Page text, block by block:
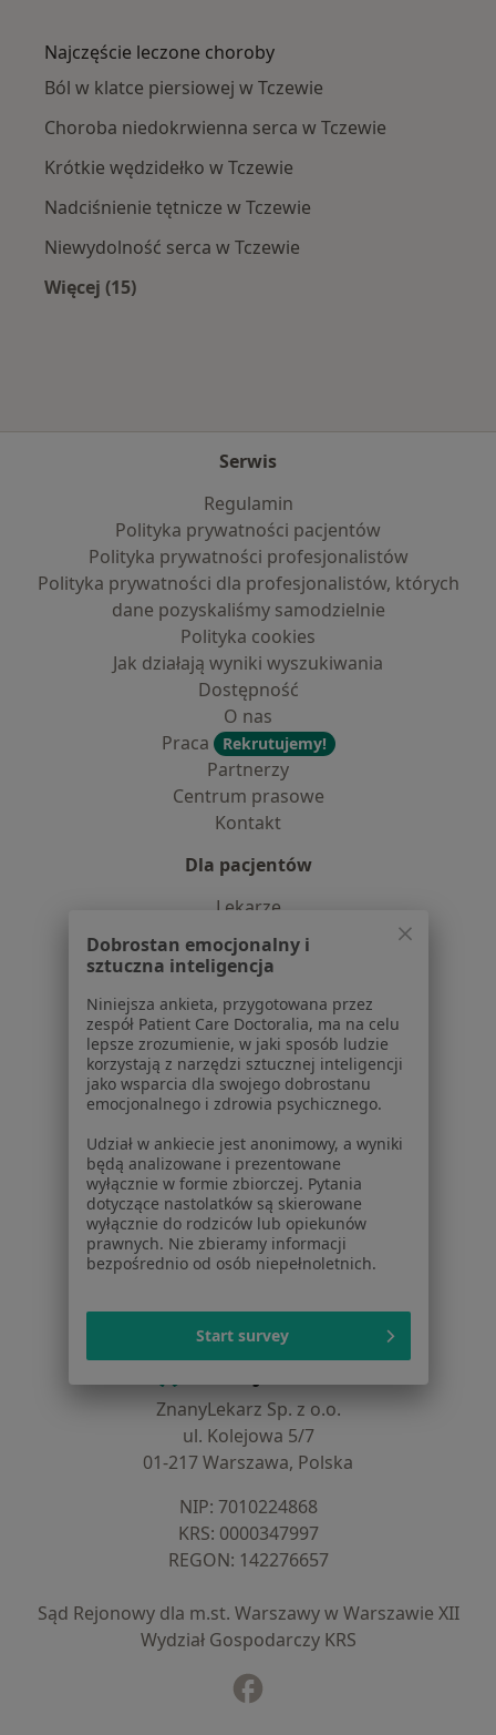
Najczęście leczone choroby
Ból w klatce piersiowej w Tczewie
Choroba niedokrwienna serca w Tczewie
Krótkie wędzidełko w Tczewie
Nadciśnienie tętnicze w Tczewie
Niewydolność serca w Tczewie
Więcej (15)
Serwis
Regulamin
Polityka prywatności pacjentów
Polityka prywatności profesjonalistów
Polityka prywatności dla profesjonalistów, których
dane pozyskaliśmy samodzielnie
Polityka cookies
Jak działają wyniki wyszukiwania
Dostępność
O nas
Praca
Rekrutujemy!
Partnerzy
Centrum prasowe
Kontakt
Dla pacjentów
Lekarze
Placówki medyczne
Pytania i odpowiedzi
Choroby
Pomoc
Aplikacje mobilne
Blog dla pacjentów
Dla profesjonalistów
Cennik
Dla lekarzy
Dla placówek medycznych
Noa Notes
nowość
Centrum Pomocy dla Specjalisty
Kontakt ZnanyLekarz - Strona główna
ZnanyLekarz Sp. z o.o.
ul. Kolejowa 5/7
01-217 Warszawa, Polska
NIP: ⁠7010224868
KRS: ⁠0000347997
REGON: ⁠142276657
Sąd Rejonowy dla m.st. Warszawy w Warszawie XII
Wydział Gospodarczy KRS
Dobrostan emocjonalny i
sztuczna inteligencja
Niniejsza ankieta, przygotowana przez
zespół Patient Care Doctoralia, ma na celu
lepsze zrozumienie, w jaki sposób ludzie
korzystają z narzędzi sztucznej inteligencji
jako wsparcia dla swojego dobrostanu
emocjonalnego i zdrowia psychicznego.
Udział w ankiecie jest anonimowy, a wyniki
będą analizowane i prezentowane
wyłącznie w formie zbiorczej. Pytania
dotyczące nastolatków są skierowane
wyłącznie do rodziców lub opiekunów
prawnych. Nie zbieramy informacji
bezpośrednio od osób niepełnoletnich.
Start survey